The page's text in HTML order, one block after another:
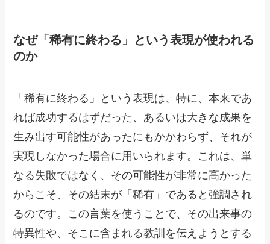
なぜ「稀有に終わる」という表現が使われる
のか
「稀有に終わる」という表現は、特に、本来であ
れば成功するはずだった、あるいは大きな成果を
生み出す可能性があったにもかかわらず、それが
実現しなかった場合に用いられます。これは、単
なる失敗ではなく、その可能性が非常に高かった
からこそ、その結末が「稀有」であると強調され
るのです。この言葉を使うことで、その出来事の
特異性や、そこに含まれる教訓を伝えようとする